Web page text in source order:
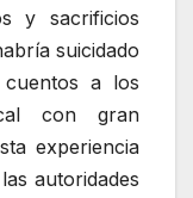
y sacrificios
suicidado
a los
con gran
experiencia
autoridades